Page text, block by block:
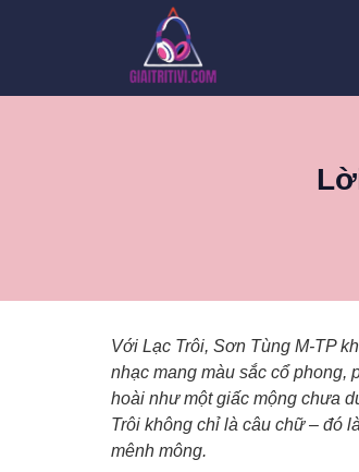
Với Lạc Trôi, Sơn Tùng M-TP
nhạc mang màu sắc cổ phong,
hoài như một giấc mộng chưa
Trôi không chỉ là câu chữ – đó
mênh mông.